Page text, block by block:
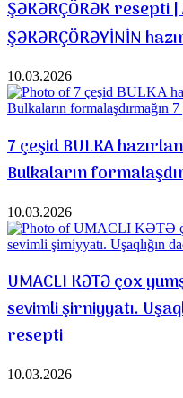
ŞƏKƏRÇÖRƏK resepti
ŞƏKƏRÇÖRƏYİNİN
10.03.2026
7 çeşid BULKA
Bulkaların
10.03.2026
UMACLI KƏTƏ çox
sevimli şirniyyatı.
resepti
10.03.2026